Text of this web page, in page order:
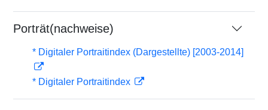
Porträt(nachweise)
* Digitaler Portraitindex (Dargestellte) [2003-2014]
* Digitaler Portraitindex